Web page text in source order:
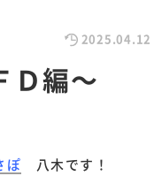
2025.04.12
Ｄ編～
ぽ 八木です！